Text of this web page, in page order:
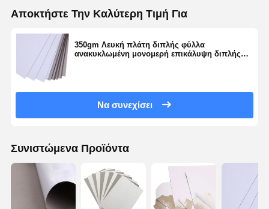
Αποκτήστε Την Καλύτερη Τιμή Για
350gm Λευκή πλάτη διπλής φύλλα
ανακυκλωμένη μονομερή επικάλυψη διπλής
Να συνεχίσει
Συνιστώμενα Προϊόντα